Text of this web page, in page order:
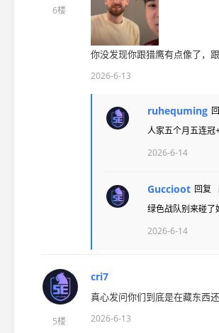
6楼
你没发现你跟猎鹰有点像了，
2026-6-13
ruhequming
人家五个月五连冠
2026-6-14
Guccioot 回复
绿色战队别来碰了
2026-6-14
5楼
cri7
真心发问你们到底是在藏东西
2026-6-13